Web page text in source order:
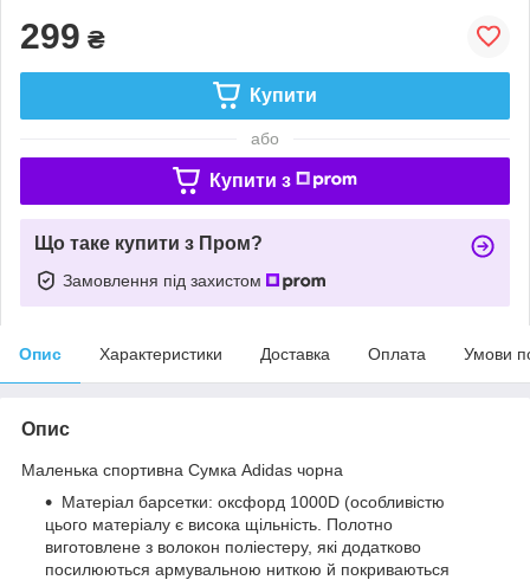
299 ₴
Купити
або
Купити з
Що таке купити з Пром?
Замовлення під захистом
Опис Характеристики Доставка Оплата Умови
Опис
Маленька спортивна Сумка Adidas чорна
Матеріал барсетки: оксфорд 1000D (особливістю
цього матеріалу є висока щільність. Полотно
виготовлене з волокон поліестеру, які додатково
посилюються армувальною ниткою й покриваються